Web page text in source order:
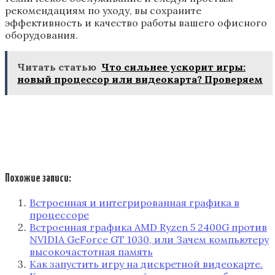
рекомендациям по уходу, вы сохраните
эффективность и качество работы вашего офисного
оборудования.
Читать статью Что сильнее ускорит игры:
новый процессор или видеокарта? Проверяем
Похожие записи:
Встроенная и интегрированная графика в
процессоре
Встроенная графика AMD Ryzen 5 2400G против
NVIDIA GeForce GT 1030, или Зачем компьютеру
высокочастотная память
Как запустить игру на дискретной видеокарте.